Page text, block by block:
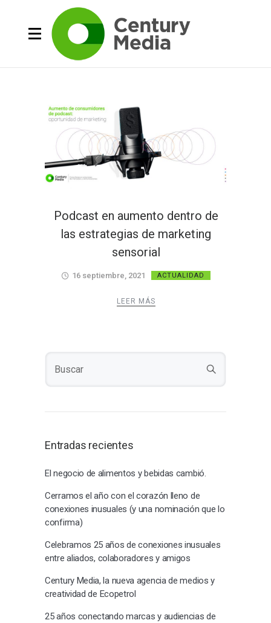
Podcast en aumento dentro de
las estrategias de marketing
sensorial
16 septiembre, 2021 ACTUALIDAD
LEER MÁS
Entradas recientes
El negocio de alimentos y bebidas cambió.
Cerramos el año con el corazón lleno de
conexiones inusuales (y una nominación que lo
confirma)
Celebramos 25 años de conexiones inusuales
entre aliados, colaboradores y amigos
Century Media, la nueva agencia de medios y
creatividad de Ecopetrol
25 años conectando marcas y audiencias de